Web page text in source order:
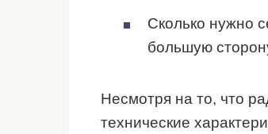
Сколько нужно
большую
Несмотря на то, что
технические